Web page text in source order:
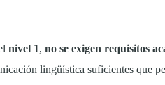
nivel 1, no se exigen requisitos
lingüística suficientes que